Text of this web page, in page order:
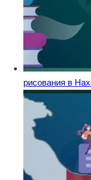
рисования в